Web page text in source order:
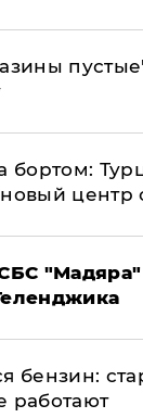
бортом:
центр
бензин:
работают